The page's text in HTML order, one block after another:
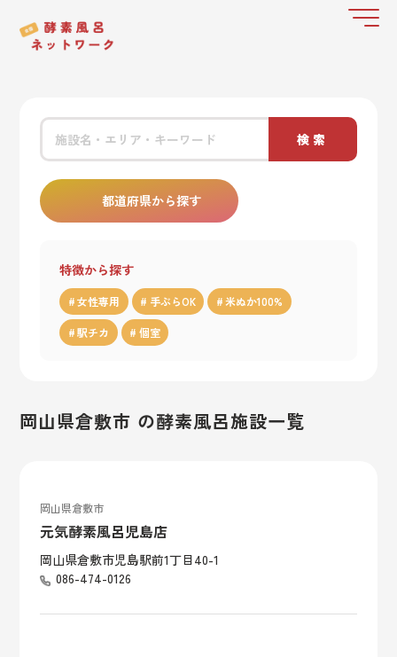
検索
都道府県から探す
特徴から探す
女性専用 手ぶらOK 米ぬか100%
駅チカ 個室
岡山県倉敷市 の酵素風呂施設一覧
岡山県倉敷市
元気酵素風呂児島店
岡山県倉敷市児島駅前1丁目40-1
086-474-0126